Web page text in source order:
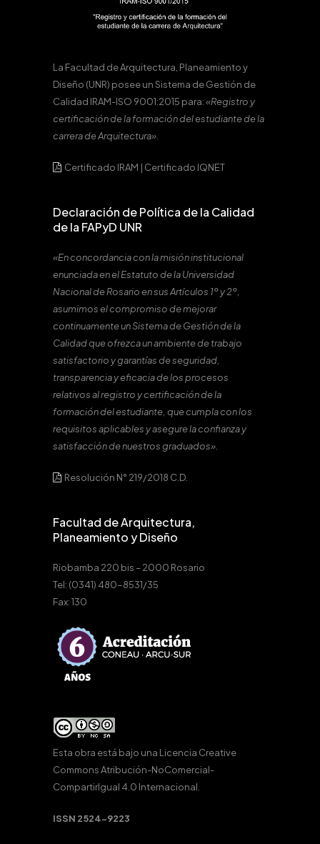
La Facultad de Arquitectura, Planeamiento y
Diseño (UNR) posee un Sistema de Gestión de
Calidad IRAM-ISO 9001:2015 para:«Registro y
certificación de la formación del estudiante de la
carrera de Arquitectura».
Certificado IRAM | Certificado IQNET
Declaración de Política de la Calidad
de la FAPyD UNR
«En concordancia con la misión institucional
enunciada en el Estatuto de la Universidad
Nacional de Rosario en sus Artículos 1º y 2º,
asumimos el compromiso de mejorar
continuamente un Sistema de Gestión de la
Calidad que ofrezca un ambiente de trabajo
satisfactorio y garantías de seguridad,
transparencia y eficacia de los procesos
relativos al registro y certificación de la
formación del estudiante, que cumpla con los
requisitos aplicables y asegure la confianza y
satisfacción de nuestros graduados».
Resolución N° 219/2018 C.D.
Facultad de Arquitectura,
Planeamiento y Diseño
Riobamba 220 bis – 2000 Rosario
Tel: (0341) 480-8531/35
Fax: 130
Esta obra está bajo una Licencia Creative
Commons Atribución-NoComercial-
CompartirIgual 4.0 Internacional.
ISSN 2524-9223